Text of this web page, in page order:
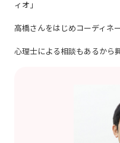
ィオ」
高橋さんをはじめコーディネ
心理士による相談もあるから